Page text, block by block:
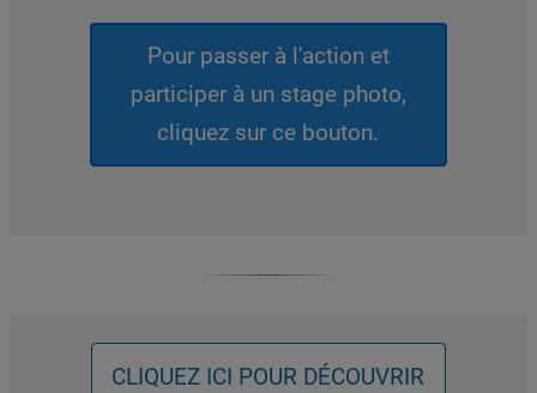
Pour passer à l'action et
participer à un stage photo,
cliquez sur ce bouton.
CLIQUEZ ICI POUR DÉCOUVRIR